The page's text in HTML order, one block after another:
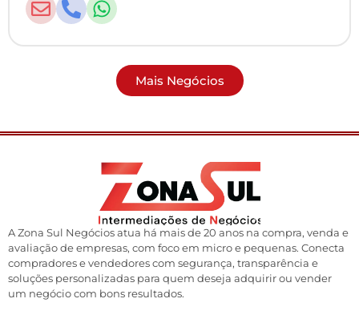
Mais Negócios
A Zona Sul Negócios atua há mais de 20 anos na compra, venda e
avaliação de empresas, com foco em micro e pequenas. Conecta
compradores e vendedores com segurança, transparência e
soluções personalizadas para quem deseja adquirir ou vender
um negócio com bons resultados.